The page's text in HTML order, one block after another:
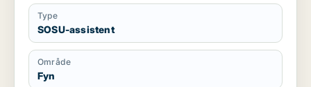
Type
SOSU-assistent
Område
Fyn